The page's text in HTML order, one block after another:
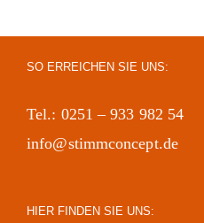
SO ERREICHEN SIE UNS:
Tel.: 0251 – 933 982 54
info@stimmconcept.de
HIER FINDEN SIE UNS: